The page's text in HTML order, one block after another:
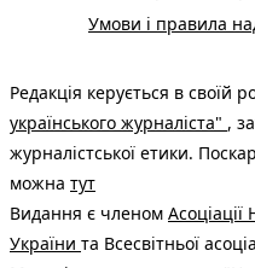
Умови і правила
Редакція керується в своїй
українського журналіста" ,
журналістської етики.
можна тут
Видання є членом Асоціації
України та Всесвітньої